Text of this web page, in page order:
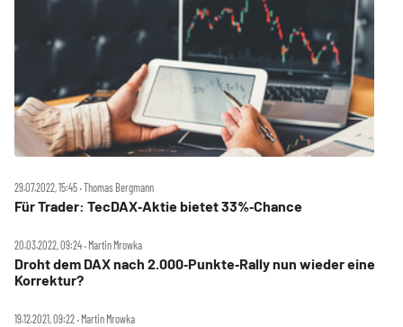
29.07.2022, 15:45 ‧ Thomas Bergmann
Für Trader: TecDAX‑Aktie bietet 33%‑Chance
20.03.2022, 09:24 ‧ Martin Mrowka
Droht dem DAX nach 2.000‑Punkte‑Rally nun wieder eine
Korrektur?
19.12.2021, 09:22 ‧ Martin Mrowka